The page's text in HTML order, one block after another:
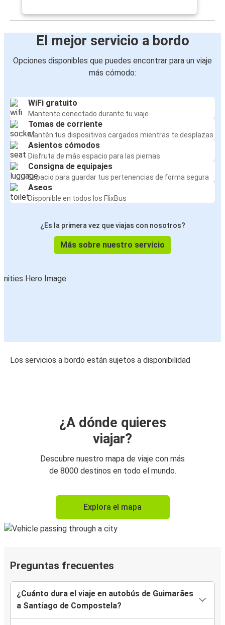
El mejor servicio a bordo
Opciones disponibles que puedes encontrar para un viaje
más cómodo:
WiFi gratuito
Mantente conectado durante tu viaje
Tomas de corriente
Mantén tus dispositivos cargados mientras te desplazas
Asientos cómodos
Disfruta de más espacio para las piernas
Consigna de equipajes
Espacio para guardar tus pertenencias de forma segura
Aseos
Disponible en todos los FlixBus
¿Es la primera vez que viajas con nosotros?
Más sobre nuestro servicio
Los servicios a bordo están sujetos a disponibilidad
¿A dónde quieres
viajar?
Descubre nuestro mapa de viaje con más
de 8000 destinos en todo el mundo.
Explora el mapa
Preguntas frecuentes
¿Cuánto dura el viaje en autobús de Guimarães
a Santiago de Compostela?